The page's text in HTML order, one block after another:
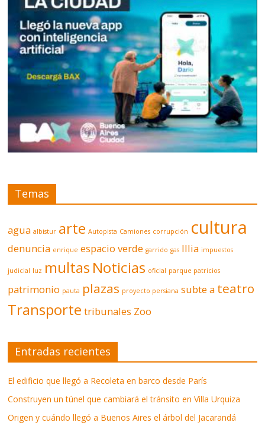
Temas
agua albistur arte Autopista Camiones corrupción cultura
denuncia enrique espacio verde garrido gas Illia impuestos
judicial luz multas Noticias oficial parque patricios
patrimonio pauta plazas proyecto persiana subte a teatro
Transporte tribunales Zoo
Entradas recientes
El edificio que llegó a Recoleta en barco desde París
Construyen un túnel que cambiará el tránsito en Villa Urquiza
Origen y cuándo llegó a Buenos Aires el árbol del Jacarandá